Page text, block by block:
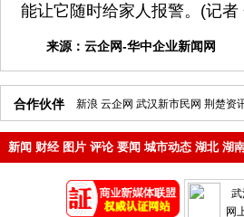
能让它随时给家人报警。(记者
来源： 云企网-华中企业新闻网
合作伙伴 新浪 云企网 武汉新市民网 荆楚资
新闻 财经 图片 评论 要闻 城市动态 湖北 湖
武
网